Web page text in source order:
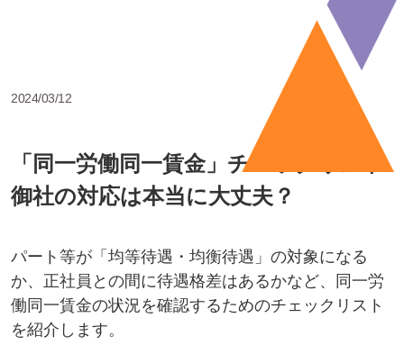
2024/03/12
「同一労働同一賃金」チェックリスト
御社の対応は本当に大丈夫？
パート等が「均等待遇・均衡待遇」の対象になる
か、正社員との間に待遇格差はあるかなど、同一労
働同一賃金の状況を確認するためのチェックリスト
を紹介します。